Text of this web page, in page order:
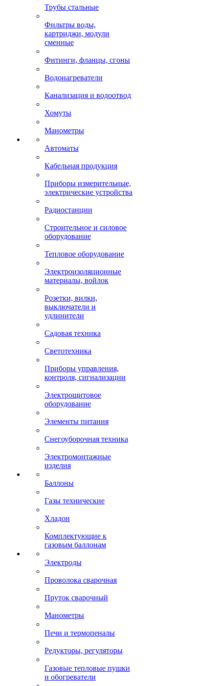
Трубы стальные
Фильтры воды,
картриджи, модули
сменные
Фитинги, фланцы, сгоны
Водонагреватели
Канализация и водоотвод
Хомуты
Манометры
Автоматы
Кабельная продукция
Приборы измерительные,
электрические устройства
Радиостанции
Строительное и силовое
оборудование
Тепловое оборудование
Электроизоляционные
материалы, войлок
Розетки, вилки,
выключатели и
удлинители
Садовая техника
Светотехника
Приборы управления,
контроля, сигнализации
Электрощитовое
оборудование
Элементы питания
Снегоуборочная техника
Электромонтажные
изделия
Баллоны
Газы технические
Хладон
Комплектующие к
газовым баллонам
Электроды
Проволока сварочная
Пруток сварочный
Манометры
Печи и термопеналы
Редукторы, регуляторы
Газовые тепловые пушки
и обогреватели